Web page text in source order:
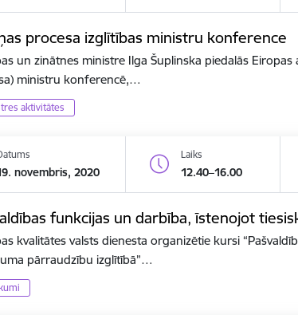
procesa izglītības ministru konference
un zinātnes ministre Ilga Šuplinska piedalās
ministru konferencē,…
aktivitātes
novembris, 2020
Laiks
12.40–16.00
funkcijas un darbība, īstenojot
kvalitātes valsts dienesta organizētie kursi
pārraudzību izglītībā”…